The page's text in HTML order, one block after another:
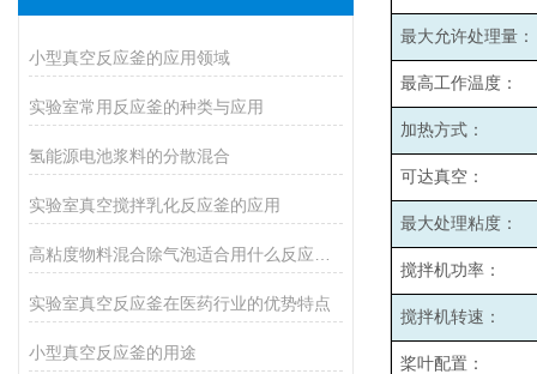
小型真空反应釜的应用领域
实验室常用反应釜的种类与应用
氢能源电池浆料的分散混合
实验室真空搅拌乳化反应釜的应用
实验室真空反应釜在医药行业的优势特点
小型真空反应釜的用途
最大允许处理量：
最高工作温度：
加热方式：
可达真空：
最大处理粘度：
搅拌机功率：
搅拌机转速：
桨叶配置：